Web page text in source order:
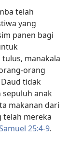
telah
yang
panen bagi
manakala
orang
tidak
anak
makanan dari
telah mereka
25:4-9.